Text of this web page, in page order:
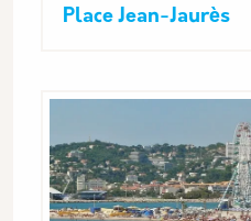
Place Jean-Jaurès